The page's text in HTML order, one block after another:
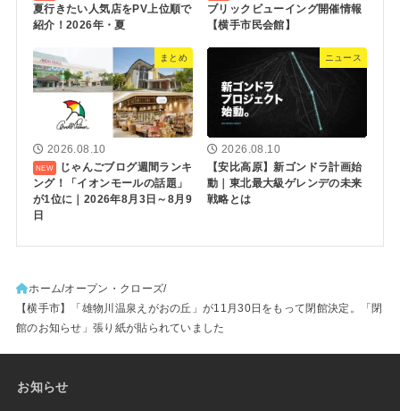
夏行きたい人気店をPV上位順で
紹介！2026年・夏
ブリックビューイング開催情報
【横手市民会館】
まとめ
2026.08.10
じゃんごブログ週間ランキ
ング！「イオンモールの話題」
が1位に｜2026年8月3日～8月9
日
ニュース
2026.08.10
【安比高原】新ゴンドラ計画始
動｜東北最大級ゲレンデの未来
戦略とは
ホーム オープン・クローズ
【横手市】「雄物川温泉えがおの丘」が11月30日をもって閉館決定。「閉
館のお知らせ」張り紙が貼られていました
お知らせ